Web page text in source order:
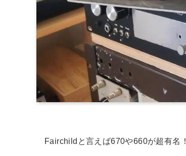
Fairchildと言えば670や660が超有名！